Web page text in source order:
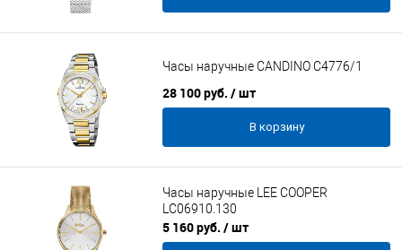
Часы наручные CANDINO C4776/1
28 100 руб. / шт
В корзину
Часы наручные LEE COOPER
LC06910.130
5 160 руб. / шт